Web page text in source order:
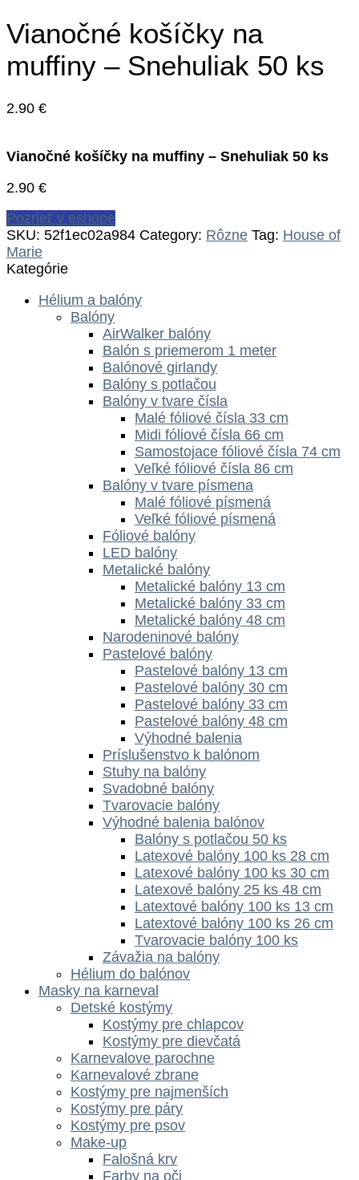
Vianočné košíčky na
muffiny – Snehuliak 50 ks
2.90 €
Vianočné košíčky na muffiny – Snehuliak 50 ks
2.90 €
Pozrieť v eshope
SKU: 52f1ec02a984 Category: Rôzne Tag: House of
Marie
Kategórie
Hélium a balóny
Balóny
AirWalker balóny
Balón s priemerom 1 meter
Balónové girlandy
Balóny s potlačou
Balóny v tvare čísla
Malé fóliové čísla 33 cm
Midi fóliové čísla 66 cm
Samostojace fóliové čísla 74 cm
Veľké fóliové čísla 86 cm
Balóny v tvare písmena
Malé fóliové písmená
Veľké fóliové písmená
Fóliové balóny
LED balóny
Metalické balóny
Metalické balóny 13 cm
Metalické balóny 33 cm
Metalické balóny 48 cm
Narodeninové balóny
Pastelové balóny
Pastelové balóny 13 cm
Pastelové balóny 30 cm
Pastelové balóny 33 cm
Pastelové balóny 48 cm
Výhodné balenia
Príslušenstvo k balónom
Stuhy na balóny
Svadobné balóny
Tvarovacie balóny
Výhodné balenia balónov
Balóny s potlačou 50 ks
Latexové balóny 100 ks 28 cm
Latexové balóny 100 ks 30 cm
Latexové balóny 25 ks 48 cm
Latextové balóny 100 ks 13 cm
Latextové balóny 100 ks 26 cm
Tvarovacie balóny 100 ks
Závažia na balóny
Hélium do balónov
Masky na karneval
Detské kostýmy
Kostýmy pre chlapcov
Kostýmy pre dievčatá
Karnevalove parochne
Karnevalové zbrane
Kostýmy pre najmenších
Kostýmy pre páry
Kostýmy pre psov
Make-up
Falošná krv
Farby na oči